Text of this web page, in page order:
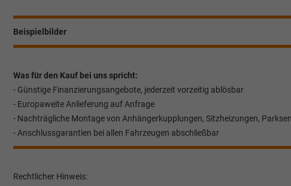
Beispielbilder
Was für den Kauf bei uns spricht:
- Günstige Finanzierungsangebote, jederzeit vorzeitig ablösbar
- Europaweite Anlieferung auf Anfrage
- Nachträgliche Montage von Anhängerkupplungen, Sitzheizungen,
- Anschlussgarantien bei allen Fahrzeugen abschließbar
Rechtlicher Hinweis: